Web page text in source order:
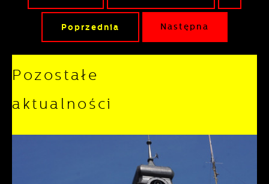
Poprzednia Następna
Pozostałe
aktualności